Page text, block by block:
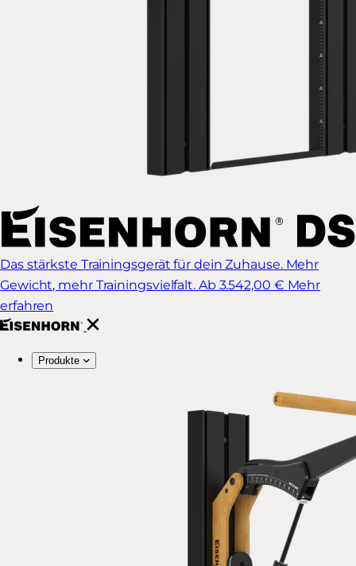
Das stärkste Trainingsgerät für dein Zuhause. Mehr
Gewicht, mehr Trainingsvielfalt. Ab 3.542,00 € Mehr
erfahren
Produkte